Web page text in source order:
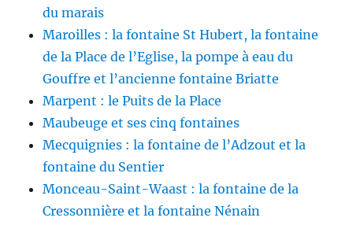
du marais
Maroilles : la fontaine St Hubert, la fontaine
de la Place de l’Eglise, la pompe à eau du
Gouffre et l’ancienne fontaine Briatte
Marpent : le Puits de la Place
Maubeuge et ses cinq fontaines
Mecquignies : la fontaine de l’Adzout et la
fontaine du Sentier
Monceau-Saint-Waast : la fontaine de la
Cressonnière et la fontaine Nénain